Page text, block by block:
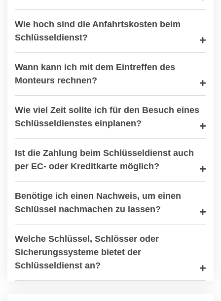
Wie hoch sind die Anfahrtskosten beim
Schlüsseldienst?
Wann kann ich mit dem Eintreffen des
Monteurs rechnen?
Wie viel Zeit sollte ich für den Besuch eines
Schlüsseldienstes einplanen?
Ist die Zahlung beim Schlüsseldienst auch
per EC- oder Kreditkarte möglich?
Benötige ich einen Nachweis, um einen
Schlüssel nachmachen zu lassen?
Welche Schlüssel, Schlösser oder
Sicherungssysteme bietet der
Schlüsseldienst an?